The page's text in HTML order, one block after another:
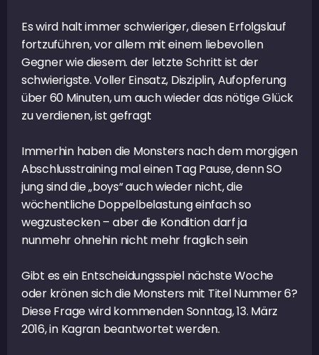
Es wird halt immer schwieriger, diesen Erfolgslauf
fortzuführen, vor allem mit einem liebevollen
Gegner wie diesem. der letzte Schritt ist der
schwierigste. Voller Einsatz, Disziplin, Aufopferung
über 60 Minuten, um auch wieder das nötige Glück
zu verdienen, ist gefragt
Immerhin haben die Monsters nach dem morgigen
Abschlusstraining mal einen Tag Pause, denn SO
jung sind die „boys“ auch wieder nicht, die
wöchentliche Doppelbelastung einfach so
wegzustecken – aber die Kondition darf ja
nunmehr ohnehin nicht mehr fraglich sein
Gibt es ein Entscheidungsspiel nächste Woche
oder krönen sich die Monsters mit Titel Nummer 6?
Diese Frage wird kommenden Sonntag, 13. März
2016, in Kagran beantwortet werden.